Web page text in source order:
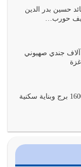
القرآن على أصله
نقاط الضعف
للناس بالنهوض
وأهوائنا
حسين بدر الدين
كيف حورب…
صحيفة هآرتس: أكثر من 10 آلاف جندي صهيوني
غزة: تدمير كامل لأكثر من 1600 برج وبناية سكنية